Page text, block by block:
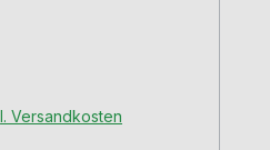
Versandkosten